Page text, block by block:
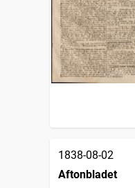
1838-08-02
Aftonbladet